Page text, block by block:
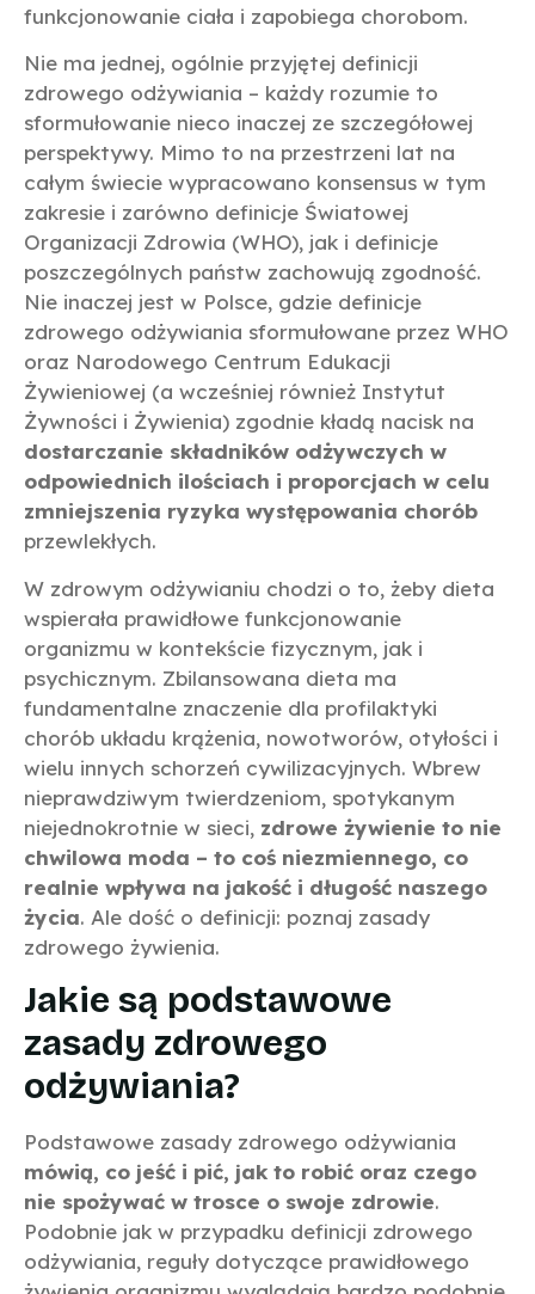
funkcjonowanie ciała i zapobiega chorobom.
Nie ma jednej, ogólnie przyjętej definicji
zdrowego odżywiania – każdy rozumie to
sformułowanie nieco inaczej ze szczegółowej
perspektywy. Mimo to na przestrzeni lat na
całym świecie wypracowano konsensus w tym
zakresie i zarówno definicje Światowej
Organizacji Zdrowia (WHO), jak i definicje
poszczególnych państw zachowują zgodność.
Nie inaczej jest w Polsce, gdzie definicje
zdrowego odżywiania sformułowane przez WHO
oraz Narodowego Centrum Edukacji
Żywieniowej (a wcześniej również Instytut
Żywności i Żywienia) zgodnie kładą nacisk na
dostarczanie składników odżywczych w
odpowiednich ilościach i proporcjach w celu
zmniejszenia ryzyka występowania chorób
przewlekłych.
W zdrowym odżywianiu chodzi o to, żeby dieta
wspierała prawidłowe funkcjonowanie
organizmu w kontekście fizycznym, jak i
psychicznym. Zbilansowana dieta ma
fundamentalne znaczenie dla profilaktyki
chorób układu krążenia, nowotworów, otyłości i
wielu innych schorzeń cywilizacyjnych. Wbrew
nieprawdziwym twierdzeniom, spotykanym
niejednokrotnie w sieci, zdrowe żywienie to nie
chwilowa moda – to coś niezmiennego, co
realnie wpływa na jakość i długość naszego
życia. Ale dość o definicji: poznaj zasady
zdrowego żywienia.
Jakie są podstawowe
zasady zdrowego
odżywiania?
Podstawowe zasady zdrowego odżywiania
mówią, co jeść i pić, jak to robić oraz czego
nie spożywać w trosce o swoje zdrowie.
Podobnie jak w przypadku definicji zdrowego
odżywiania, reguły dotyczące prawidłowego